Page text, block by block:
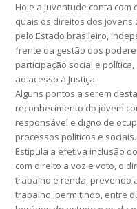
Hoje a juventude conta
quais os direitos dos
pelo Estado brasileiro,
frente da gestão dos
participação social e
ao acesso à Justiça.
Alguns pontos a serem
reconhecimento do jovem
responsável e digno de
processos políticos e sociais.
Estipula a efetiva inclusão
com direito a voz e voto, o
trabalho e renda, prevendo
trabalho, permitindo, entre